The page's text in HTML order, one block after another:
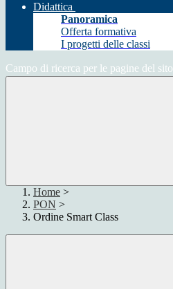
Didattica
Panoramica
Offerta formativa
I progetti delle classi
Campo di ricerca per le pagine del sito
Home >
PON >
Ordine Smart Class